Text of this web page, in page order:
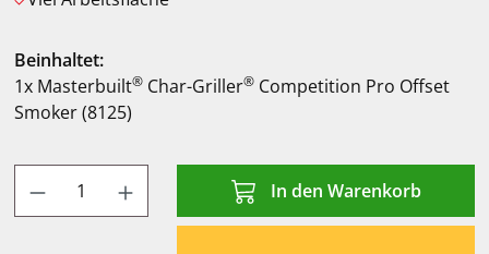
Beinhaltet:
1x Masterbuilt® Char-Griller® Competition Pro Offset
Smoker (8125)
Produkt Anzahl: Gib den gewünschten
In den Warenkorb